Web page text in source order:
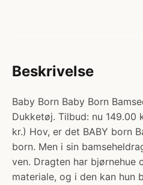
Beskrivelse
Baby Born Baby Born
Dukketøj. Tilbud: nu 149.00
kr.) Hov, er det BABY born
born. Men i sin
ven. Dragten har bjørnehue
materiale, og i den kan hun